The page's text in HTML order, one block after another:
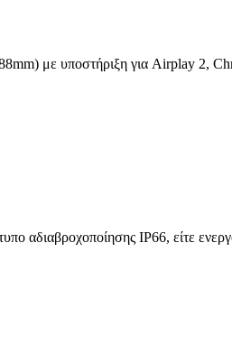
με υποστήριξη για Airplay 2,
αδιαβροχοποίησης IP66, είτε